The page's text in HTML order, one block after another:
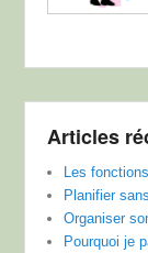
Articles
Les
Planifier
Organiser
Pourquoi je